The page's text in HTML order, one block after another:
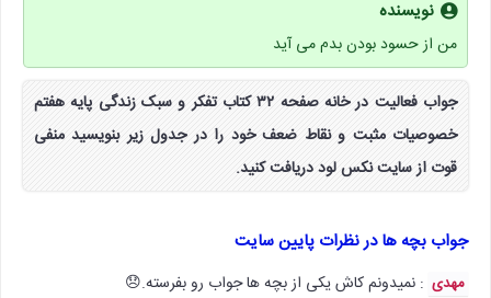
نویسنده
من از حسود بودن بدم می آید
جواب فعالیت در خانه صفحه ۳۲ کتاب تفکر و سبک زندگی پایه هفتم
خصوصیات مثبت و نقاط ضعف خود را در جدول زیر بنویسید منفی
قوت از سایت نکس لود دریافت کنید.
جواب بچه ها در نظرات پایین سایت
مهدی : نمیدونم کاش یکی از بچه ها جواب رو بفرسته.😞